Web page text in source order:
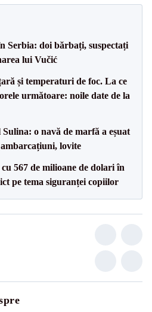
Serbia: doi bărbați, suspectați
lui Vučić
și temperaturi de foc. La ce
următoare: noile date de la
o navă de marfă a eșuat
lovite
567 de milioane de dolari în
pe tema siguranței copiilor